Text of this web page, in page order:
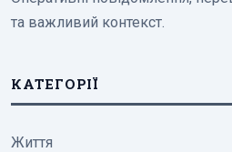
та важливий контекст.
КАТЕГОРІЇ
Життя